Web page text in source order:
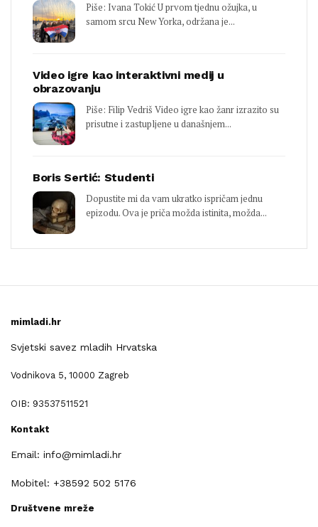
Piše: Ivana Tokić U prvom tjednu ožujka, u
samom srcu New Yorka, održana je...
Video igre kao interaktivni medij u
obrazovanju
Piše: Filip Vedriš Video igre kao žanr izrazito su
prisutne i zastupljene u današnjem...
Boris Sertić: Studenti
Dopustite mi da vam ukratko ispričam jednu
epizodu. Ova je priča možda istinita, možda...
mimladi.hr
Svjetski savez mladih Hrvatska
Vodnikova 5, 10000 Zagreb
OIB: 93537511521
Kontakt
Email: info@mimladi.hr
Mobitel: +38592 502 5176
Društvene mreže